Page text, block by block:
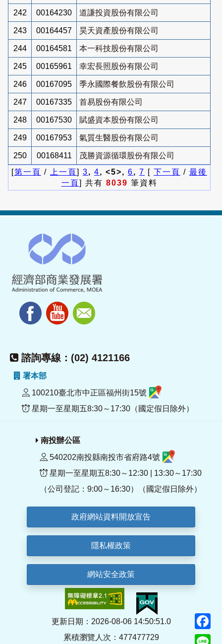
242 00164230 道謙投資股份有限公司
243 00164457 昊天資產股份有限公司
244 00164581 本一科技股份有限公司
245 00165961 幸宏長照股份有限公司
246 00167095 季永國際餐飲股份有限公司
247 00167335 首易股份有限公司
248 00167530 賦盛資本股份有限公司
249 00167953 氣質生醫股份有限公司
250 00168411
茂勝資源循環股份有限公司
[第一頁 / 上一頁] 3, 4, <5>, 6, 7 [ 下一頁 / 最後
一頁] 共有 8039 筆資料
諮詢專線：(02) 4121166
署本部
100210臺北市中正區福州街15號
星期一至星期五8:30～17:30（國定假日除外）
南投辦公區
540202南投縣南投市省府路4號
星期一至星期五8:30～12:30 | 13:30～17:30
（公司登記：9:00～16:30）（國定假日除外）
政府網站資料開放宣告
隱私權政策
網站安全政策
更新日期：2026-08-06 14:50:51.0
累積瀏覽人次：477477729